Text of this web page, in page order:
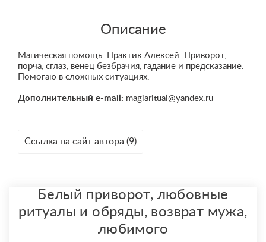
Описание
Магическая помощь. Практик Алексей. Приворот,
порча, сглаз, венец безбрачия, гадание и предсказание.
Помогаю в сложных ситуациях.
Дополнительный e-mail: magiaritual@yandex.ru
Ссылка на сайт автора (9)
Белый приворот, любовные
ритуалы и обряды, возврат мужа,
любимого